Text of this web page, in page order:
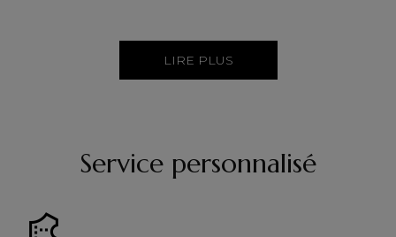
LIRE PLUS
Service personnalisé